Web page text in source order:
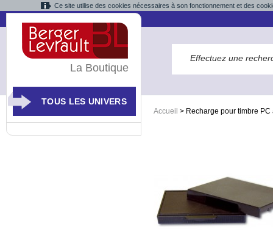
Ce site utilise des cookies nécessaires à son fonctionnement et des
Accueil > Recharge pour timbre
La Boutique
TOUS LES UNIVERS